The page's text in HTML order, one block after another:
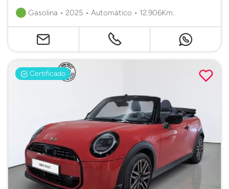
Gasolina • 2025 • Automático • 12.906Km.
Certificado